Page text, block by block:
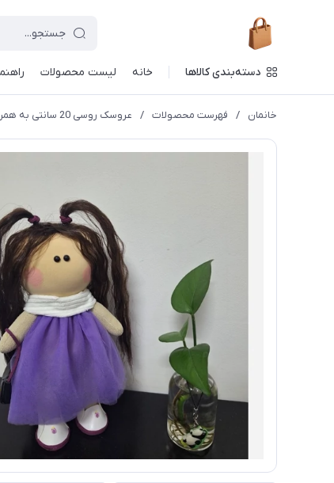
دسته‌بندی کالاها خانه لیست محصولات
خانمان / فهرست محصولات / عروسک روسی 20 سانتی به همراه کیف دستی خانمان مدل 374338